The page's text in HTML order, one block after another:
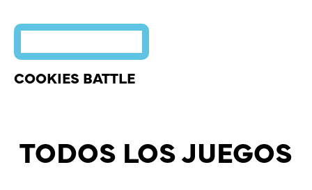
COOKIES BATTLE
TODOS LOS JUEGOS